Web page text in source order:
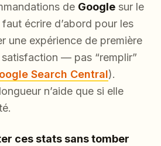
de Google sur le
écrire d’abord pour les
une expérience de première
— pas “remplir”
Search Central).
n’aide que si elle
ces stats sans tomber